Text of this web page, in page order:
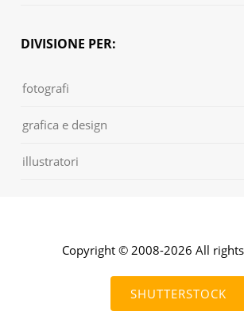
DIVISIONE PER:
fotografi
grafica e design
illustratori
Copyright © 2008-2026 All
SHUTTERSTOCK